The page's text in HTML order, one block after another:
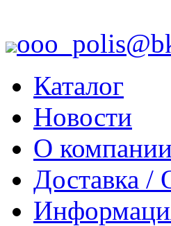
Каталог
Новости
О компании
Доставка /